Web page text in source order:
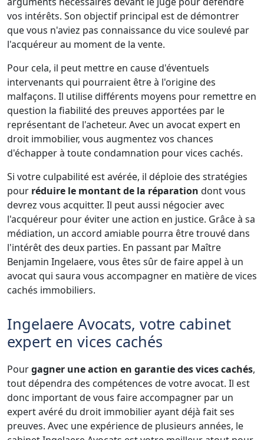
vos intérêts. Son objectif principal est de démontrer
que vous n'aviez pas connaissance du vice soulevé par
l'acquéreur au moment de la vente.
Pour cela, il peut mettre en cause d'éventuels
intervenants qui pourraient être à l'origine des
malfaçons. Il utilise différents moyens pour remettre en
question la fiabilité des preuves apportées par le
représentant de l'acheteur. Avec un avocat expert en
droit immobilier, vous augmentez vos chances
d'échapper à toute condamnation pour vices cachés.
Si votre culpabilité est avérée, il déploie des stratégies
pour réduire le montant de la réparation dont vous
devrez vous acquitter. Il peut aussi négocier avec
l'acquéreur pour éviter une action en justice. Grâce à sa
médiation, un accord amiable pourra être trouvé dans
l'intérêt des deux parties. En passant par Maître
Benjamin Ingelaere, vous êtes sûr de faire appel à un
avocat qui saura vous accompagner en matière de vices
cachés immobiliers.
Ingelaere Avocats, votre cabinet
expert en vices cachés
Pourgagner une action en garantie des vices cachés,
tout dépendra des compétences de votre avocat. Il est
donc important de vous faire accompagner par un
expert avéré du droit immobilier ayant déjà fait ses
preuves. Avec une expérience de plusieurs années, le